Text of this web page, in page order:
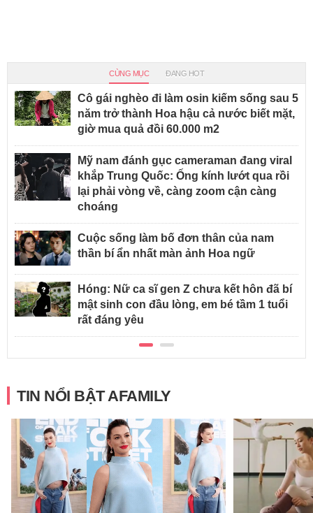
CÙNG MỤC ĐANG HOT
Cô gái nghèo đi làm osin kiếm sống sau 5
năm trở thành Hoa hậu cả nước biết mặt,
giờ mua quả đồi 60.000 m2
Mỹ nam đánh gục cameraman đang viral
khắp Trung Quốc: Ống kính lướt qua rồi
lại phải vòng về, càng zoom cận càng
choáng
Cuộc sống làm bố đơn thân của nam
thần bí ẩn nhất màn ảnh Hoa ngữ
Hóng: Nữ ca sĩ gen Z chưa kết hôn đã bí
mật sinh con đầu lòng, em bé tầm 1 tuổi
rất đáng yêu
TIN NỔI BẬT AFAMILY